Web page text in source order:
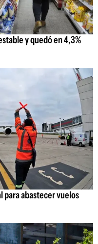
y quedó en 4,3%
abastecer vuelos